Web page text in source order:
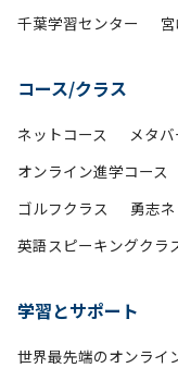
千葉学習センター
コース/クラス
ネットコース メタ
オンライン進学コース
ゴルフクラス
勇志
英語スピーキングクラ
学習とサポート
世界最先端のオンライ